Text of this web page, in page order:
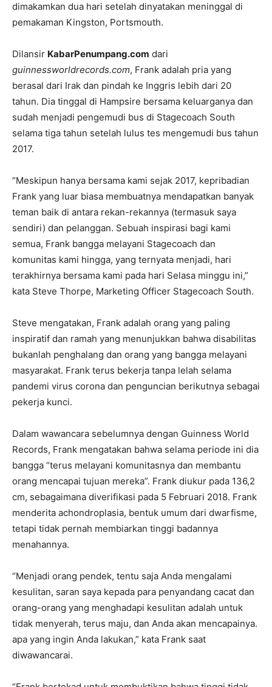
dimakamkan dua hari setelah dinyatakan meninggal di
pemakaman Kingston, Portsmouth.
Dilansir KabarPenumpang.com dari
guinnessworldrecords.com, Frank adalah pria yang
berasal dari Irak dan pindah ke Inggris lebih dari 20
tahun. Dia tinggal di Hampsire bersama keluarganya dan
sudah menjadi pengemudi bus di Stagecoach South
selama tiga tahun setelah lulus tes mengemudi bus tahun
2017.
“Meskipun hanya bersama kami sejak 2017, kepribadian
Frank yang luar biasa membuatnya mendapatkan banyak
teman baik di antara rekan-rekannya (termasuk saya
sendiri) dan pelanggan. Sebuah inspirasi bagi kami
semua, Frank bangga melayani Stagecoach dan
komunitas kami hingga, yang ternyata menjadi, hari
terakhirnya bersama kami pada hari Selasa minggu ini,”
kata Steve Thorpe, Marketing Officer Stagecoach South.
Steve mengatakan, Frank adalah orang yang paling
inspiratif dan ramah yang menunjukkan bahwa disabilitas
bukanlah penghalang dan orang yang bangga melayani
masyarakat. Frank terus bekerja tanpa lelah selama
pandemi virus corona dan penguncian berikutnya sebagai
pekerja kunci.
Dalam wawancara sebelumnya dengan Guinness World
Records, Frank mengatakan bahwa selama periode ini dia
bangga “terus melayani komunitasnya dan membantu
orang mencapai tujuan mereka”. Frank diukur pada 136,2
cm, sebagaimana diverifikasi pada 5 Februari 2018. Frank
menderita achondroplasia, bentuk umum dari dwarfisme,
tetapi tidak pernah membiarkan tinggi badannya
menahannya.
“Menjadi orang pendek, tentu saja Anda mengalami
kesulitan, saran saya kepada para penyandang cacat dan
orang-orang yang menghadapi kesulitan adalah untuk
tidak menyerah, terus maju, dan Anda akan mencapainya.
apa yang ingin Anda lakukan,” kata Frank saat
diwawancarai.